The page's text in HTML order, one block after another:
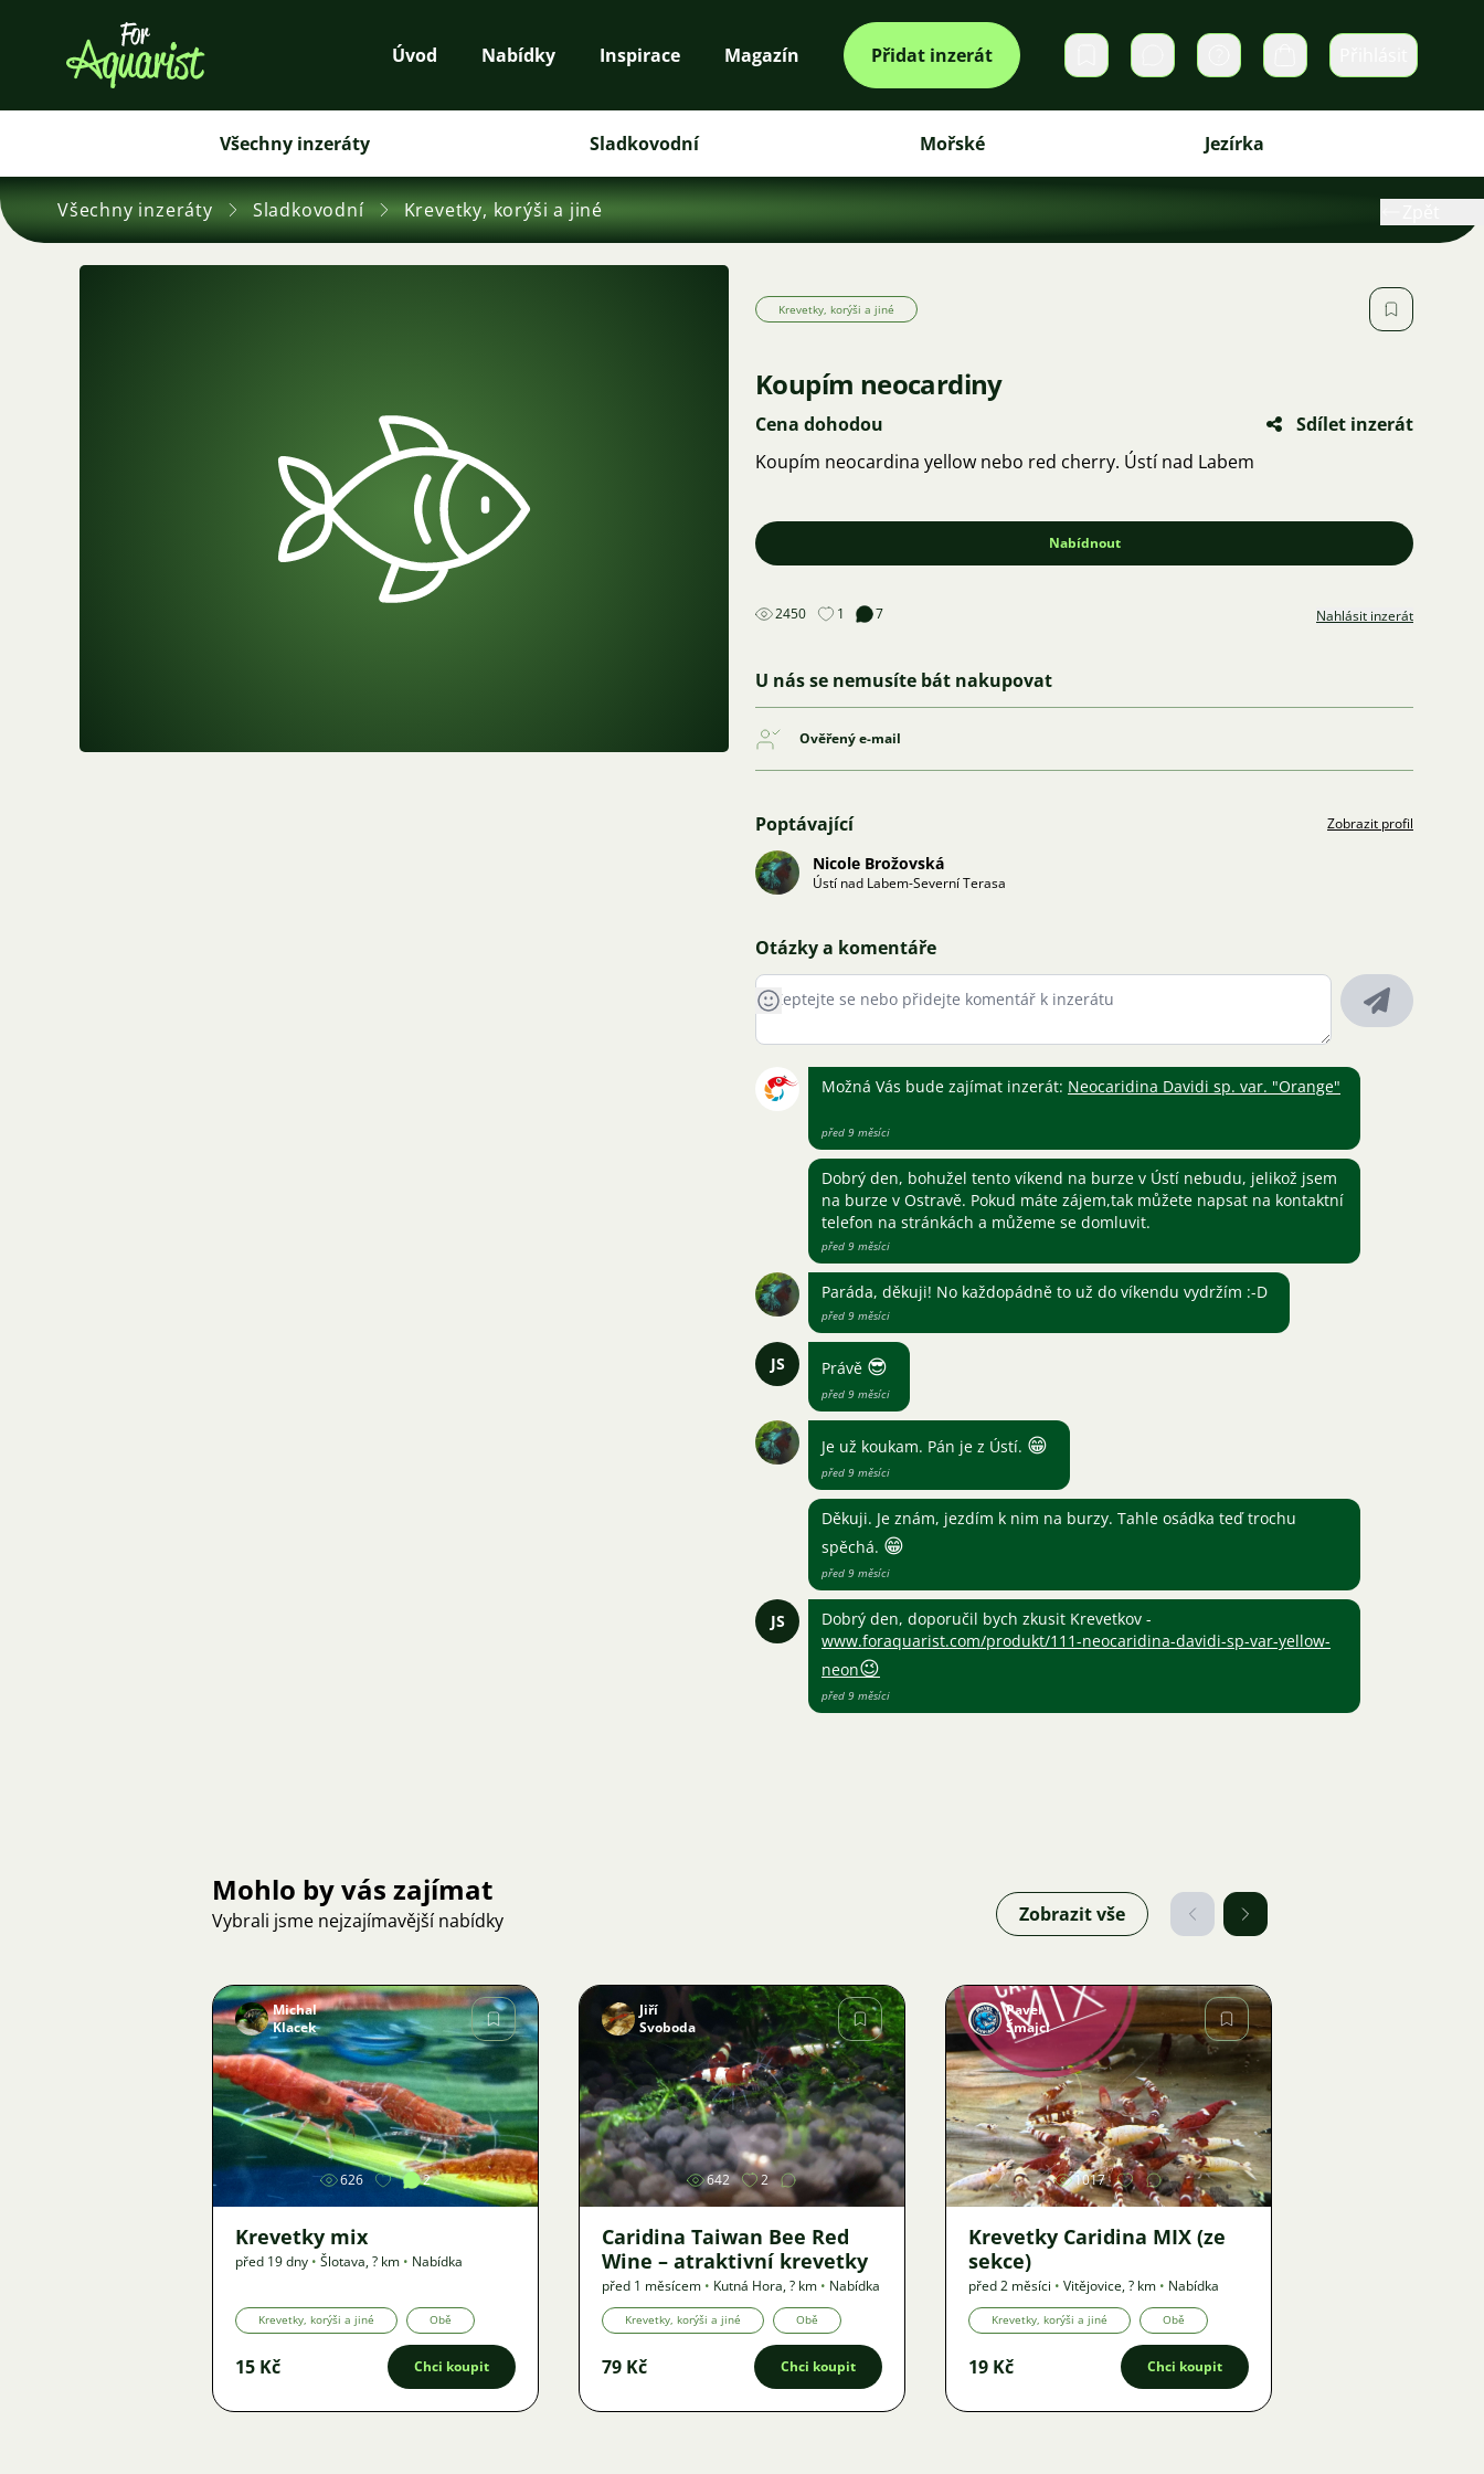
Úvod Nabídky Inspirace Magazín Přidat inzerát Soukromé zprávy Košík
Všechny inzeráty Sladkovodní Mořské Jezírka
Všechny inzeráty Sladkovodní Krevetky, korýši a jiné
Krevetky, korýši a jiné
Koupím neocardiny
Cena dohodou
Sdílet inzerát
Koupím neocardina yellow nebo red cherry. Ústí nad Labem
Nabídnout
2450 1 7 Nahlásit inzerát
U nás se nemusíte bát nakupovat
Ověřený e-mail
Poptávající Zobrazit profil
Nicole Brožovská
Ústí nad Labem-Severní Terasa
Otázky a komentáře
Možná Vás bude zajímat inzerát: Neocaridina Davidi sp. var. "Orange"
před 9 měsíci
Dobrý den, bohužel tento víkend na burze v Ústí nebudu, jelikož jsem
na burze v Ostravě. Pokud máte zájem,tak můžete napsat na kontaktní
telefon na stránkách a můžeme se domluvit.
před 9 měsíci
Paráda, děkuji! No každopádně to už do víkendu vydržím :-D
před 9 měsíci
JS Právě 😎
před 9 měsíci
Je už koukam. Pán je z Ústí. 😁
před 9 měsíci
Děkuji. Je znám, jezdím k nim na burzy. Tahle osádka teď trochu
spěchá. 😁
před 9 měsíci
JS
Dobrý den, doporučil bych zkusit Krevetkov -
www.foraquarist.com/produkt/111-neocaridina-davidi-sp-var-yellow-
neon😉
před 9 měsíci
Mohlo by vás zajímat
Vybrali jsme nejzajímavější nabídky Zobrazit vše
Obrázek
Michal
Klacek
626 2
Krevetky mix
před 19 dny • Šlotava,? km • Nabídka
Krevetky, korýši a jiné Obě
15 Kč Chci koupit
Obrázek
Jiří
Svoboda
642 2
Caridina Taiwan Bee Red
Wine – atraktivní krevetky
před 1 měsícem • Kutná Hora,? km • Nabídka
Krevetky, korýši a jiné Obě
79 Kč Chci koupit
Obrázek
Pavel
Šmajcl
1017
Krevetky Caridina MIX (ze
sekce)
před 2 měsíci • Vitějovice,? km • Nabídka
Krevetky, korýši a jiné Obě
19 Kč Chci koupit